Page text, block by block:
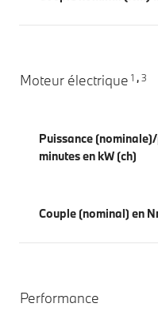
Moteur électrique 1 , 3
Puissance
minutes en kW (ch)
Couple (nominal) en
Performance